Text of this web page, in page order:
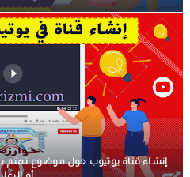
حماية الأشخاص الذاتيين تجاه
التبادل الإلكتروني للمعطيات القانونية
مسلك العلوم الإنسانية
أفضل النصائح لإنشاء قناة ناجحة على
إنشاء قناة يوتيوب حول موضوع تهتم